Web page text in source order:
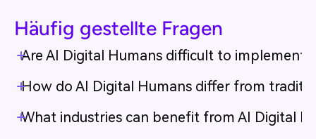
Häufig gestellte Fragen
Are AI Digital Humans difficult to implement?
How do AI Digital Humans differ from
What industries can benefit from AI Digital